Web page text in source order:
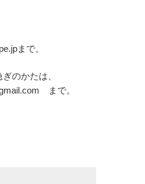
まで。
のかたは、
まで。